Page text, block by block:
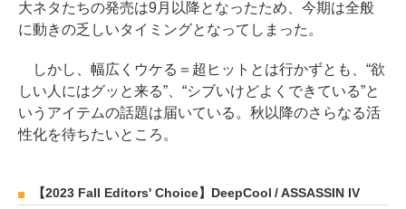
大ネタたちの発売は9月以降となったため、今期は全般
に動きの乏しいタイミングとなってしまった。
しかし、幅広くウケる＝超ヒットとは行かずとも、“欲
しい人にはグッと来る”、“シブいけどよくできている”と
いうアイテムの話題は届いている。秋以降のさらなる活
性化を待ちたいところ。
【2023 Fall Editors' Choice】DeepCool / ASSASSIN IV